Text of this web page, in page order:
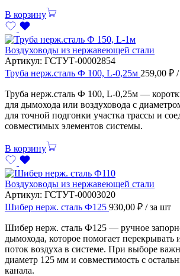
В корзину
Воздуховоды из нержавеющей стали
Артикул: ГСТУТ-00002854
Труба нерж.сталь Ф 100, L-0,25м 259,00 ₽
Труба нерж.сталь Ф 100, L-0,25м —
для дымохода или воздуховода с
для точной подгонки участка трассы и
совместимых элементов системы.
В корзину
Воздуховоды из нержавеющей стали
Артикул: ГСТУТ-00003020
Шибер нерж. сталь Ф125 930,00 ₽ / за шт
Шибер нерж. сталь Ф125 — ручное
дымохода, которое помогает перекрывать
поток воздуха в системе. При выборе
диаметр 125 мм и совместимость с
канала.